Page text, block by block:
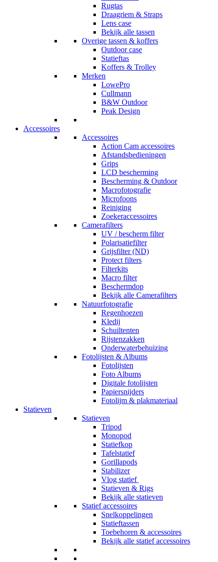
Rugtas
Draagriem & Straps
Lens case
Bekijk alle tassen
Overige tassen & koffers
Outdoor case
Statieftas
Koffers & Trolley
Merken
LowePro
Cullmann
B&W Outdoor
Peak Design
Accessoires
Accessoires
Action Cam accessoires
Afstandsbedieningen
Grips
LCD bescherming
Bescherming & Outdoor
Macrofotografie
Microfoons
Reiniging
Zoekeraccessoires
Camerafilters
UV / bescherm filter
Polarisatiefilter
Grijsfilter (ND)
Protect filters
Filterkits
Macro filter
Beschermdop
Bekijk alle Camerafilters
Natuurfotografie
Regenhoezen
Kledij
Schuiltenten
Rijstenzakken
Onderwaterbehuizing
Fotolijsten & Albums
Fotolijsten
Foto Albums
Digitale fotolijsten
Papiersnijders
Fotolijm & plakmateriaal
Statieven
Statieven
Tripod
Monopod
Statiefkop
Tafelstatief
Gorillapods
Stabilizer
Vlog statief
Statieven & Rigs
Bekijk alle statieven
Statief accessoires
Snelkoppelingen
Statieftassen
Toebehoren & accessoires
Bekijk alle statief accessoires